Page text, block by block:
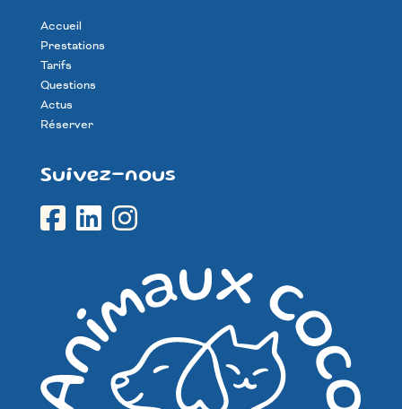
Accueil
Prestations
Tarifs
Questions
Actus
Réserver
Suivez-nous